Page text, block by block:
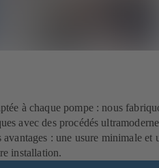
à chaque pompe : nous
avec des procédés
: une usure minimale et
installation.